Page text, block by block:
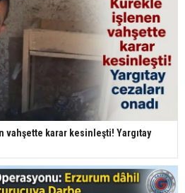
vahşette karar kesinleşti! Yargıtay